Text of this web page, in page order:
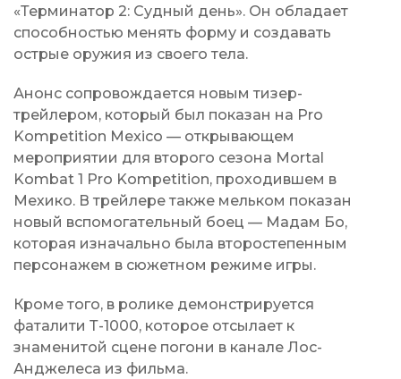
«Терминатор 2: Судный день». Он обладает
способностью менять форму и создавать
острые оружия из своего тела.
Анонс сопровождается новым тизер-
трейлером, который был показан на Pro
Kompetition Mexico — открывающем
мероприятии для второго сезона Mortal
Kombat 1 Pro Kompetition, проходившем в
Мехико. В трейлере также мельком показан
новый вспомогательный боец — Мадам Бо,
которая изначально была второстепенным
персонажем в сюжетном режиме игры.
Кроме того, в ролике демонстрируется
фаталити Т-1000, которое отсылает к
знаменитой сцене погони в канале Лос-
Анджелеса из фильма.